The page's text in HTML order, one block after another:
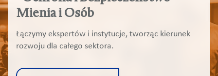
Mienia i Osób
Łączymy ekspertów i instytucje, tworząc kierunek
rozwoju dla całego sektora.